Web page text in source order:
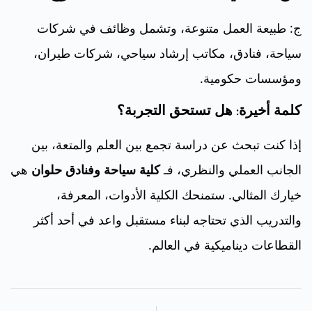
ج: طبيعة العمل متنوعة، وتشمل وظائف في شركات
سياحة، فنادق، مكاتب إرشاد سياحي، شركات طيران،
ومؤسسات حكومية.
كلمة أخيرة: هل تستحق التجربة؟
إذا كنت تبحث عن دراسة تجمع بين العلم والمتعة، بين
الجانب العملي والنظري، فـكلية سياحة وفنادق حلوان هي
خيارك المثالي. ستمنحك الكلية الأدوات، المعرفة،
والتدريب الذي تحتاجه لبناء مستقبل واعد في أحد أكثر
القطاعات ديناميكية في العالم.